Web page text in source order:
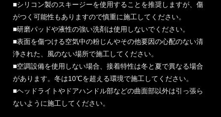
■シリコン製のスキージーを使用することを推奨しますが、傷
がつく可能性もありますので慎重に施工してください。
■研磨パッドや液性の強い洗剤は使用しないでください。
■表面を傷つける空気中の粉じんやその他要因の心配のない清
浄された、風のない場所で施工してください。
■空調設備を使用しない場合、接着特性は冬と夏で異なる場合
があります。冬は10℃を超える環境で施工してください。
■ヘッドライトやドアハンドル部などの曲面部以外は引っ張ら
ないように施工してください。